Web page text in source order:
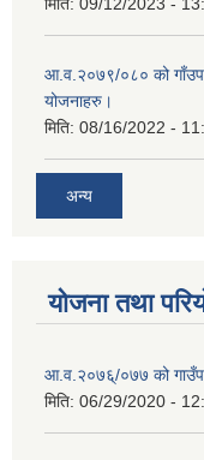
मिति: 09/12/2023 -
आ.व.२०७९/०८० को
योजनाहरु।
मिति: 08/16/2022 -
अन्य
योजना तथा
आ.व.२०७६्/०७७ को
मिति: 06/29/2020 -